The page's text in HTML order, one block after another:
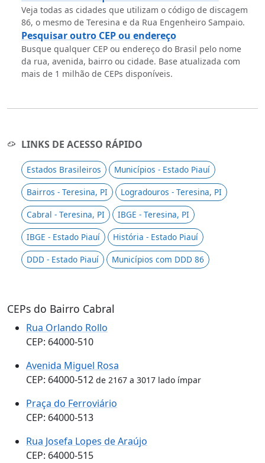
Veja todas as cidades que utilizam o código de discagem
86, o mesmo de Teresina e da Rua Engenheiro Sampaio.
Pesquisar outro CEP ou endereço
Busque qualquer CEP ou endereço do Brasil pelo nome
da rua, avenida, bairro ou cidade. Base atualizada com
mais de 1 milhão de CEPs disponíveis.
LINKS DE ACESSO RÁPIDO
Estados Brasileiros
Municípios - Estado Piauí
Bairros - Teresina, PI
Logradouros - Teresina, PI
Cabral - Teresina, PI
IBGE - Teresina, PI
IBGE - Estado Piauí
História - Estado Piauí
DDD - Estado Piauí
Municípios com DDD 86
CEPs do Bairro Cabral
Rua Orlando Rollo
CEP: 64000-510
Avenida Miguel Rosa
CEP: 64000-512 de 2167 a 3017 lado ímpar
Praça do Ferroviário
CEP: 64000-513
Rua Josefa Lopes de Araújo
CEP: 64000-515